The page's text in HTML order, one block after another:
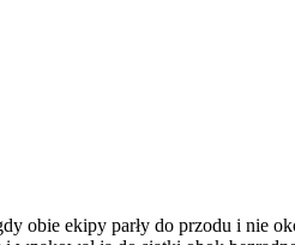
obie ekipy parły do przodu i nie